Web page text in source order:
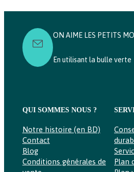
ON AIME LES PETITS
En utilisant la bulle verte
QUI SOMMES NOUS ?
Notre histoire (en BD)
Contact
Blog
Conditions générales de
Plan